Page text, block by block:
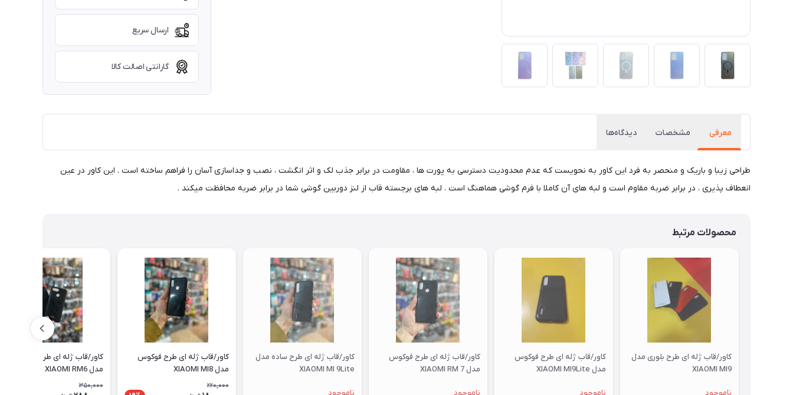
ارسال سریع
گارانتی اصالت کالا
معرفی مشخصات دیدگاه‌ها
طراحی زیبا و باریک و منحصر به فرد این کاور به نحویست که عدم محدودیت دسترسی به پورت ها ، مقاومت در برابر جذب لک و اثر انگشت ، نصب و جداسازی آسان را فراهم ساخته است . این کاور در عین
انعطاف پذیری ، در برابر ضربه مقاوم است و لبه های آن کاملا با فرم گوشی هماهنگ است . لبه های برجسته قاب از لنز دوربین گوشی شما در برابر ضربه محافظت میکند .
محصولات مرتبط
کاور/قاب ژله ای طرح بلوری مدل
XIAOMI MI9
ناموجود
کاور/قاب ژله ای طرح فوکوس
مدل XIAOMI MI9Lite
ناموجود
کاور/قاب ژله ای طرح فوکوس
مدل XIAOMI RM 7
ناموجود
کاور/قاب ژله ای طرح ساده مدل
XIAOMI MI 9Lite
ناموجود
کاور/قاب ژله ای طرح فوکوس
مدل XIAOMI MI8
220,000
کاور/قاب ژله ای طرح فوکوس
مدل XIAOMI RM6
350,000